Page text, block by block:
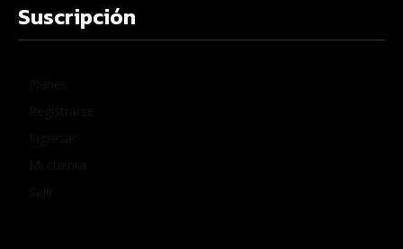
Suscripción